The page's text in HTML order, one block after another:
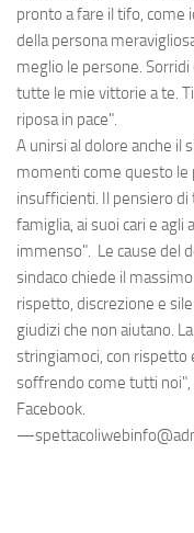
pronto a fare il tifo, come
della persona
meglio le persone.
tutte le mie vittorie a te.
riposa in pace".
A unirsi al dolore anche il
momenti come questo le
insufficienti. Il pensiero di
famiglia, ai suoi cari e agli
immenso". Le cause del
sindaco chiede il
rispetto, discrezione e
giudizi che non aiutano.
stringiamoci, con rispetto
soffrendo come tutti noi",
Facebook.